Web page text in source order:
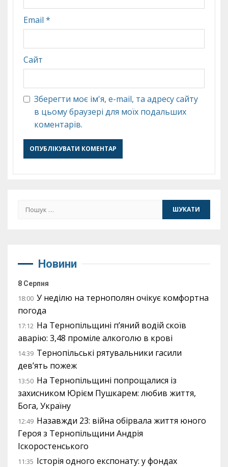
Email *
Сайт
Зберегти моє ім'я, e-mail, та адресу сайту
в цьому браузері для моїх подальших
коментарів.
Пошук:
Новини
8 Серпня
18:00 У неділю на тернополян очікує комфортна
погода
17:12 На Тернопільщині п’яний водій скоїв
аварію: 3,48 проміле алкоголю в крові
14:39 Тернопільські рятувальники гасили
дев’ять пожеж
13:50 На Тернопільщині попрощалися із
захисником Юрієм Пушкарем: любив життя,
Бога, Україну
12:49 Назавжди 23: війна обірвала життя юного
Героя з Тернопільщини Андрія
Іскоростенського
11:35 Історія одного експонату: у фондах